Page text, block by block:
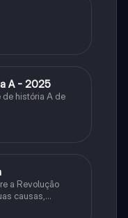
A - 2025
de história A de
a Revolução
causas,